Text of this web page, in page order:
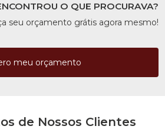
O QUE PROCURAVA?
seu orçamento grátis agora mesmo!
meu orçamento
de Nossos Clientes